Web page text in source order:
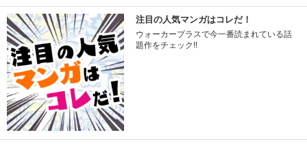
注目の人気マンガはコレだ！
ウォーカープラスで今一番読まれている話
題作をチェック!!